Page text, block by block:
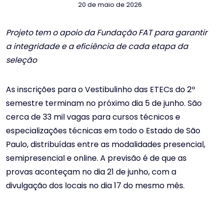
20 de maio de 2026
Projeto tem o apoio da Fundação FAT para garantir
a integridade e a eficiência de cada etapa da
seleção
As inscrições para o Vestibulinho das ETECs do 2º
semestre terminam no próximo dia 5 de junho. São
cerca de 33 mil vagas para cursos técnicos e
especializações técnicas em todo o Estado de São
Paulo, distribuídas entre as modalidades presencial,
semipresencial e online. A previsão é de que as
provas aconteçam no dia 21 de junho, com a
divulgação dos locais no dia 17 do mesmo mês.